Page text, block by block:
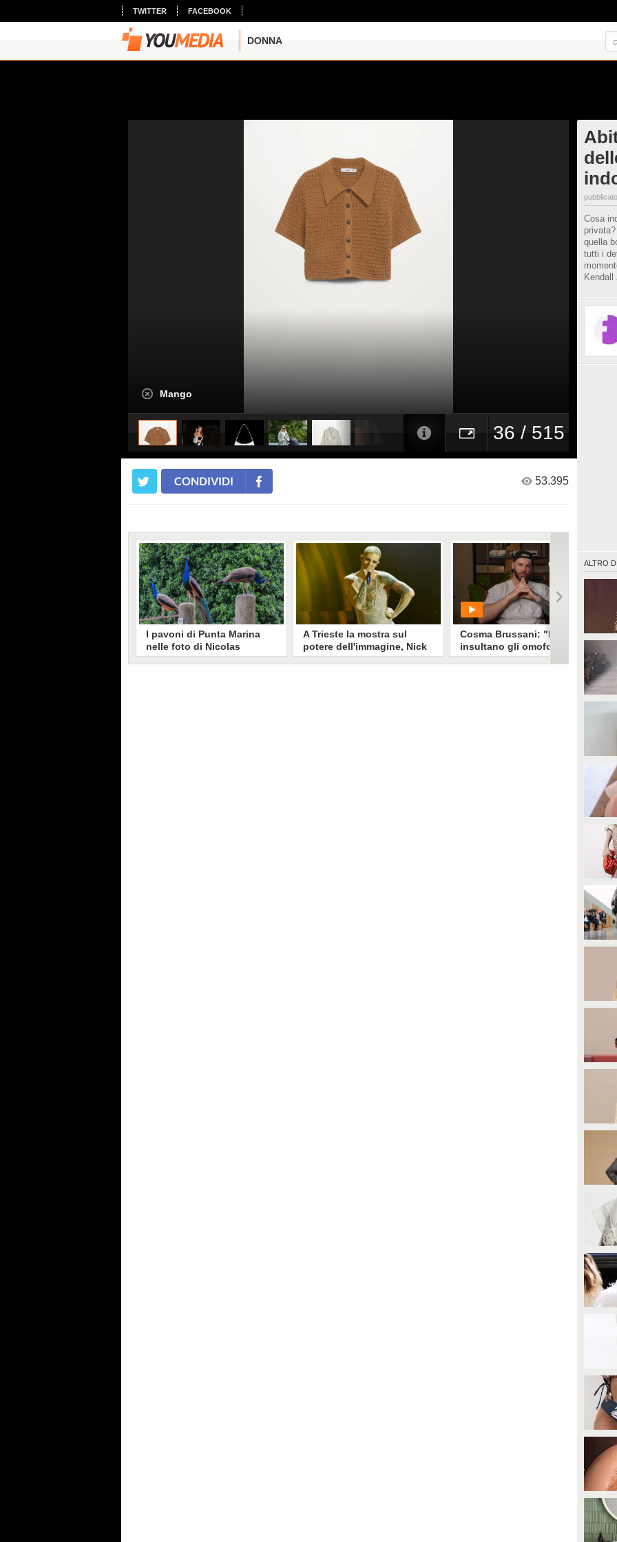
TWITTER FACEBOOK
DONNA
Mango
36 / 515
Cosa
quella
tutti i
ALTRO DI
CONDIVIDI 53.395
I pavoni di Punta Marina
nelle foto di Nicolas
Brunetti: "La convivenza è
A Trieste la mostra sul
potere dell'immagine, Nick
Cerioni: "Un look funziona
Cosma Brussani: "Mi
insultano gli omofobi e gli
insicuri, all’inizio